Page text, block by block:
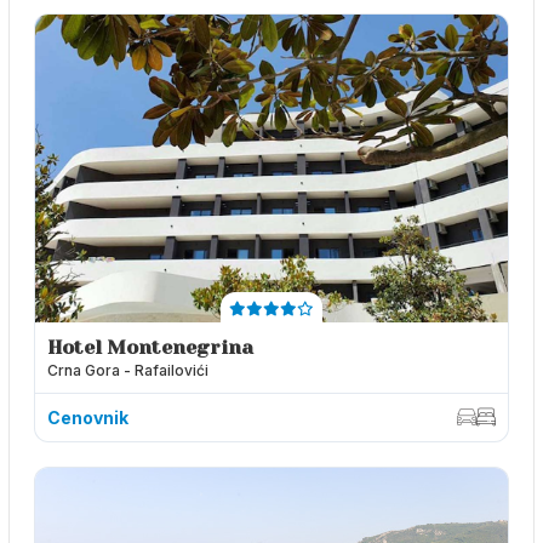
Hotel Montenegrina
Crna Gora - Rafailovići
Cenovnik